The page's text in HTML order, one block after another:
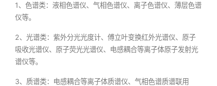
1、色谱类：液相色谱仪、气相色谱仪、离子色谱仪、薄层色谱
仪等。
2、光谱类：紫外分光光度计、傅立叶变换红外光谱仪、原子
吸收光谱仪、原子荧光光谱仪、电感耦合等离子体原子发射光
谱仪等。
3、质谱类：电感耦合等离子体质谱仪、气相色谱质谱联用